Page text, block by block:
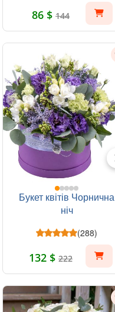
86 $ 144
Букет квітів Чорнична
ніч
(288)
132 $ 222